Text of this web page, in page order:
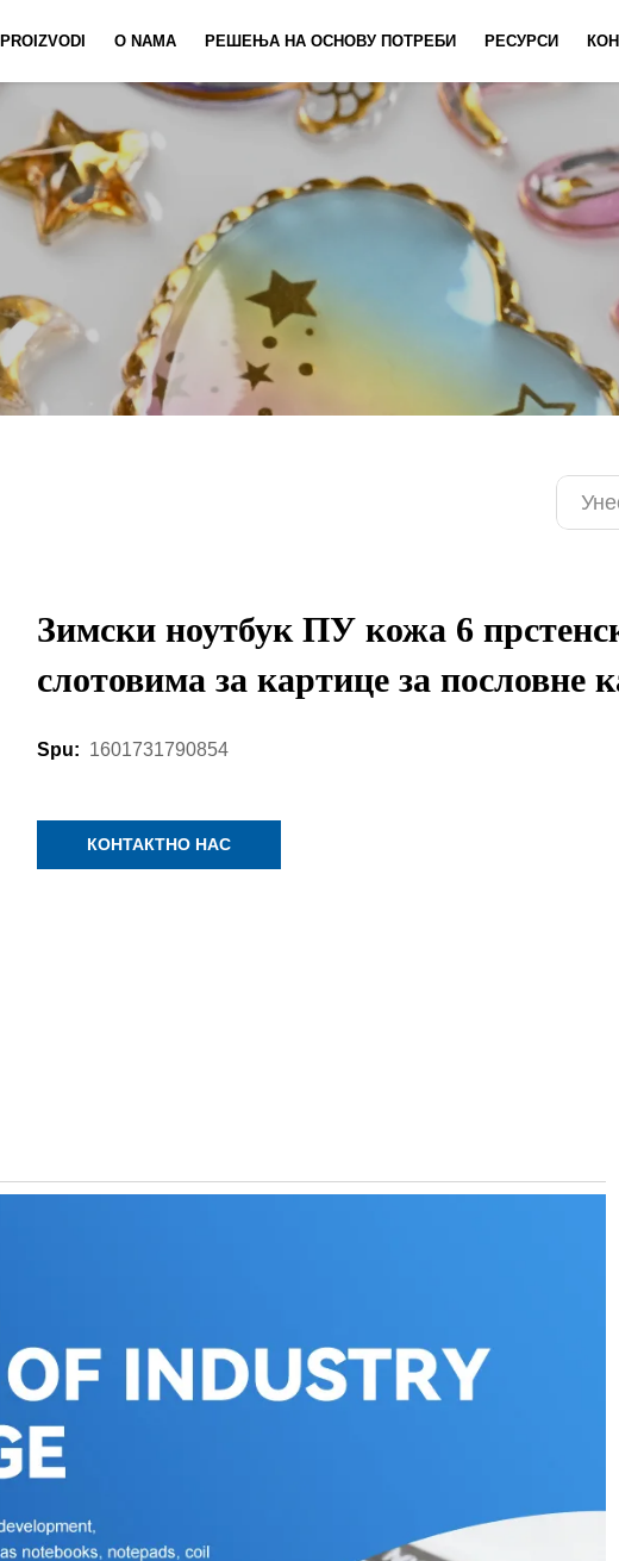
PROIZVODI O NAMA РЕШЕЊА НА ОСНОВУ ПОТРЕБИ
Направљање Ноутбука Поставити
РЕСУРСИ
Video
Зимски ноутбук ПУ кожа 6
слотовима за картице за пословне
Spu: 1601731790854
КОНТАКТНО НАС